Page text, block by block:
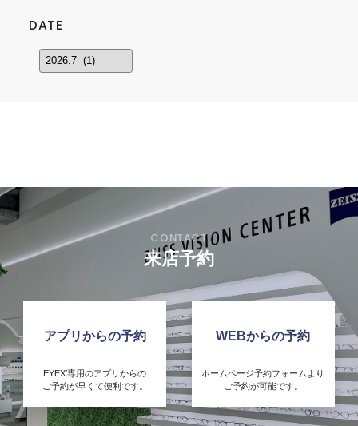
DATE
来店予約
アプリからの予約
EYEX’専用のアプリからの
ご予約が早くて便利です。
WEBからの予約
ホームページ予約フォームより
ご予約が可能です。